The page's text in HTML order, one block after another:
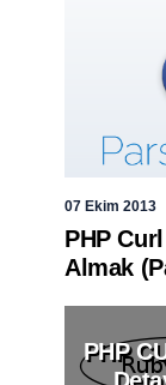
07 Ekim 2013
PHP
Almak
PHP